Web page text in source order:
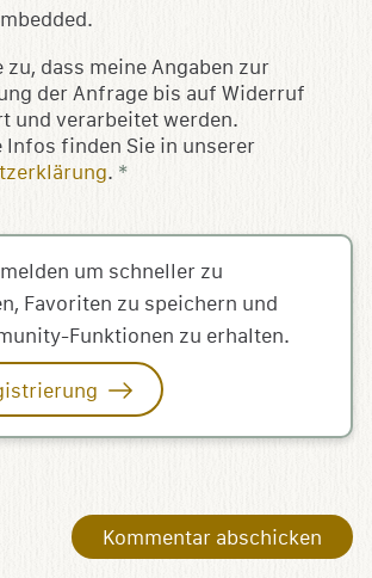
zu, dass meine Angaben zur
der Anfrage bis auf Widerruf
und verarbeitet werden.
Infos finden Sie in unserer
. *
um schneller zu
Favoriten zu speichern und
Funktionen zu erhalten.